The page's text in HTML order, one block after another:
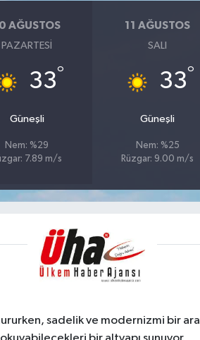
AĞUSTOS
PAZARTESI
33°
Güneşli
Nem: %29
7.89 m/s
11 AĞUSTOS
SALI
33°
Güneşli
Nem: %25
Rüzgar: 9.00 m/s
sadelik ve modernizmi bir